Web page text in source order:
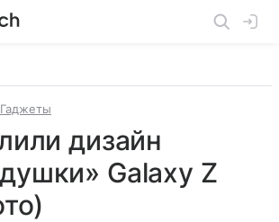
Гаджеты
дизайн
Galaxy Z